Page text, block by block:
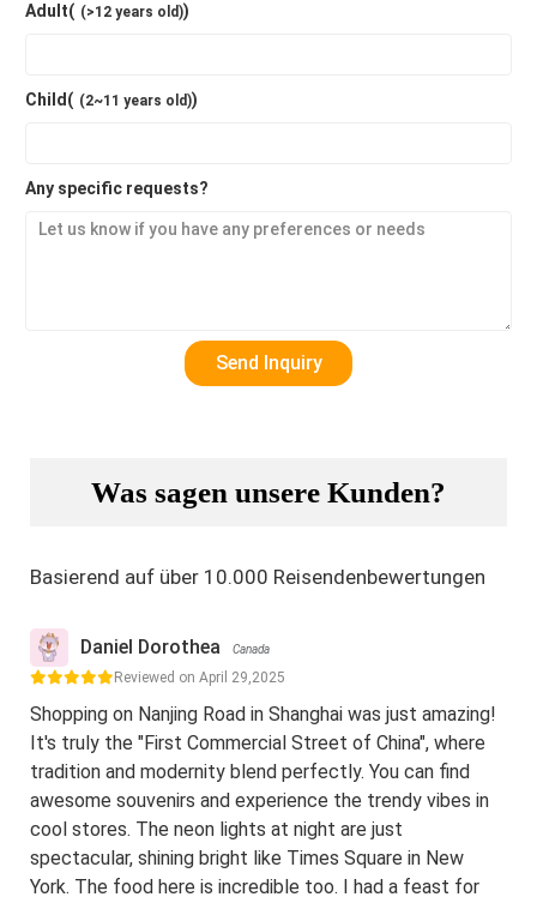
Adult( (>12 years old))
Child( (2~11 years old))
Any specific requests?
Was sagen unsere Kunden?
Basierend auf über 10.000 Reisendenbewertungen
Daniel Dorothea Canada
Reviewed on April 29,2025
Shopping on Nanjing Road in Shanghai was just amazing!
It's truly the "First Commercial Street of China", where
tradition and modernity blend perfectly. You can find
awesome souvenirs and experience the trendy vibes in
cool stores. The neon lights at night are just
spectacular, shining bright like Times Square in New
York. The food here is incredible too. I had a feast for